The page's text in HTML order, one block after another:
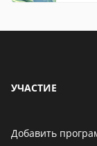
УЧАСТИЕ
Добавить